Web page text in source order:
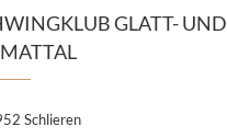
GLATT- UND
Schlieren